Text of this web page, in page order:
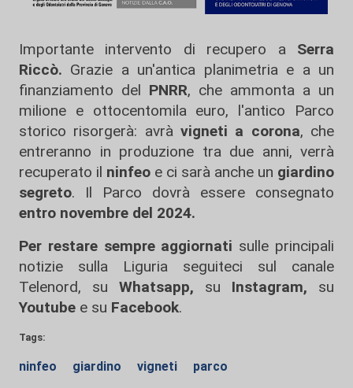
Importante intervento di recupero a Serra
Riccò. Grazie a un'antica planimetria e a un
finanziamento del PNRR, che ammonta a un
milione e ottocentomila euro, l'antico Parco
storico risorgerà: avrà vigneti a corona, che
entreranno in produzione tra due anni, verrà
recuperato il ninfeo e ci sarà anche un giardino
segreto. Il Parco dovrà essere consegnato
entro novembre del 2024.
Per restare sempre aggiornati sulle principali
notizie sulla Liguria seguiteci sul canale
Telenord, su
Whatsapp, su Instagram, su
Youtube e su Facebook.
Tags:
ninfeo giardino vigneti parco